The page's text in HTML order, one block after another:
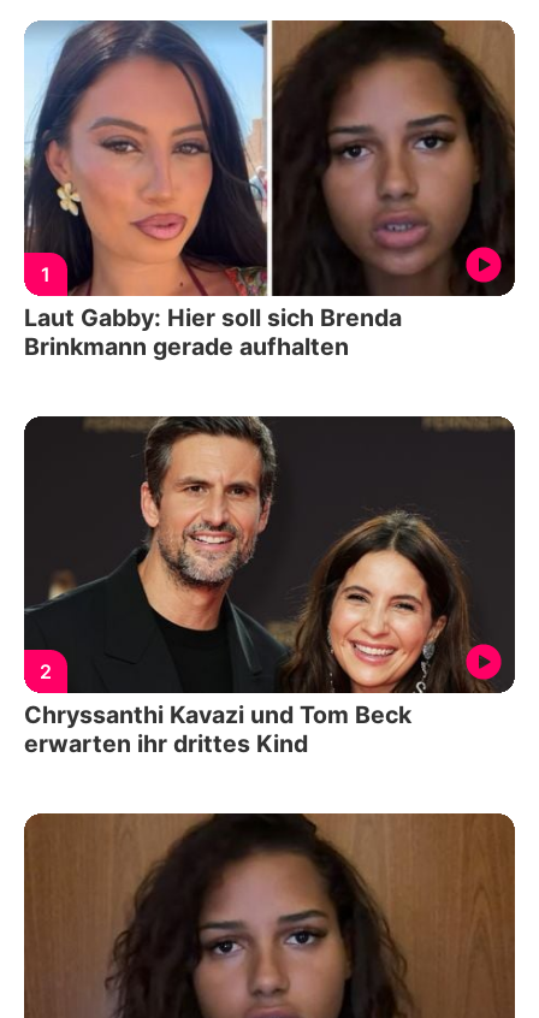
1
Laut Gabby: Hier soll sich Brenda
Brinkmann gerade aufhalten
2
Chryssanthi Kavazi und Tom Beck
erwarten ihr drittes Kind